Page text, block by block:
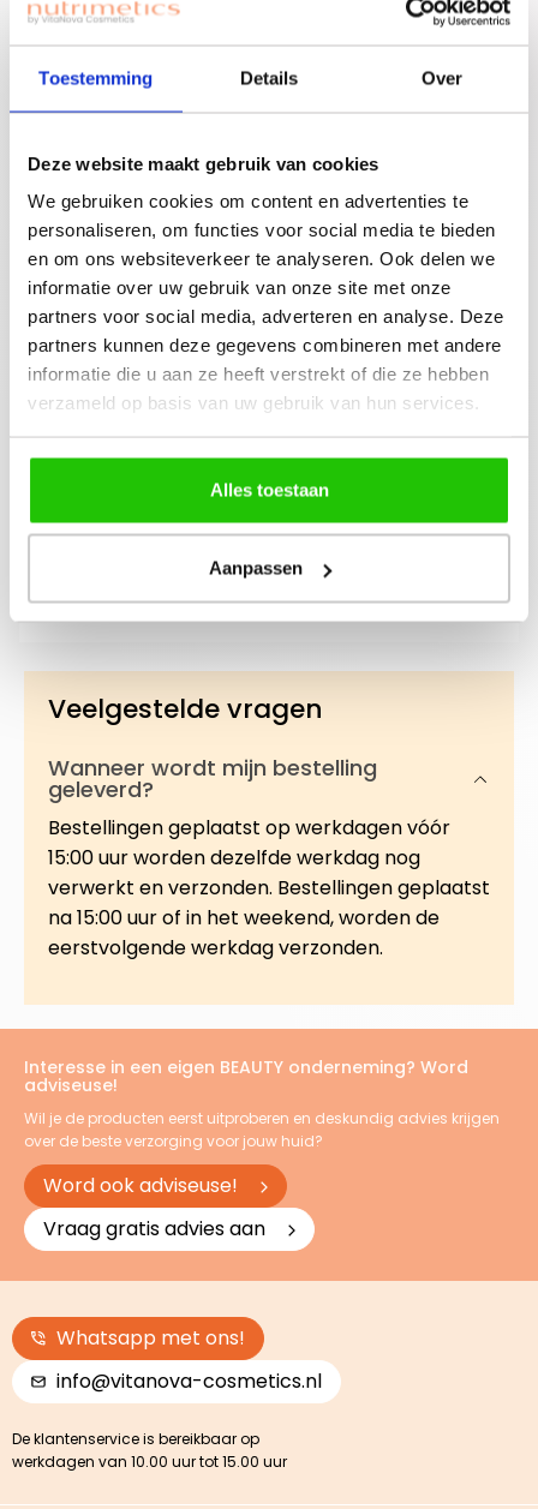
Toestemming Details Over
Deze website maakt gebruik van cookies
We gebruiken cookies om content en advertenties te
personaliseren, om functies voor social media te bieden
en om ons websiteverkeer te analyseren. Ook delen we
informatie over uw gebruik van onze site met onze
partners voor social media, adverteren en analyse. Deze
partners kunnen deze gegevens combineren met andere
informatie die u aan ze heeft verstrekt of die ze hebben
verzameld op basis van uw gebruik van hun services.
Alles toestaan
Aanpassen
Join for free!
Ben je nieuwe
accounthouder?
Vergeet niet jouw
welkomstgift te
Bouw je eigen
beauty community!
Advies nodig of een
gratis workshop
boeken? Neem
contact op met
jouw adviseuse of
mail ons!
huidvernieuwing, gewoon thuis. Deze milde
maar effectieve micro-dermabrasion
treatment help…Meer
Veelgestelde vragen
Wanneer wordt mijn bestelling
geleverd?
Bestellingen geplaatst op werkdagen vóór
15:00 uur worden dezelfde werkdag nog
verwerkt en verzonden. Bestellingen geplaatst
na 15:00 uur of in het weekend, worden de
eerstvolgende werkdag verzonden.
Interesse in een eigen BEAUTY onderneming? Word
adviseuse!
Wil je de producten eerst uitproberen en deskundig advies krijgen
over de beste verzorging voor jouw huid?
Word ook adviseuse!
Vraag gratis advies aan
Whatsapp met ons!
info@vitanova-cosmetics.nl
De klantenservice is bereikbaar op
werkdagen van 10.00 uur tot 15.00 uur